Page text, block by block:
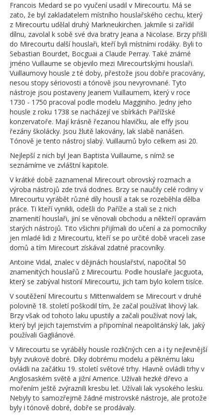
Francois Medard se po vyučení usadil v Mirecourtu. Má se
zato, že byl zakladatelem místního houslařského cechu, který
z Mirecourtu udělal druhý Markneukirchen. Jakmile si zařídil
dílnu, zavolal k sobě své dva bratry Jeana a Nicolase. Brzy přišli
do Mirecourtu další houslaři, kteří byli místními rodáky. Byli to
Sebastian Bourdet, Bocguai a Claude Perray. Také známé
jméno Vuillaume se objevilo mezi Mirecourtskými houslaři.
Vuillaumovy housle z té doby, přestože jsou dobře pracovány,
nesou stopy sériovosti a tónově jsou nevyrovnané. Tyto
nástroje jsou postaveny Jeanem Vuillaumem, který v roce
1730 - 1750 pracoval podle modelu Magginiho. Jedny jeho
housle z roku 1738 se nacházejí ve sbírkách Pařížské
konzervatoře. Mají krásně řezanou hlavičku, ale effy jsou
řezány školácky. Jsou žlutě lakovány, lak slabě nanášen.
Tónově je tento nástroj slabý. Vuillaumů bylo celkem asi 20.
Nejlepší z nich byl Jean Baptista Vuillaume, s nímž se
seznámíme ve zvláštní kapitole.
V krátké době zaznamenal Mirecourt obrovský rozmach a
výroba nástrojů zde trvá dodnes. Brzy se naučily celé rodiny v
Mirecourtu vyrábět různé díly houslí a tak se rozeběhla dělba
práce. Ti kteří vynikli, odešli do Paříže a stali se z nich
znamenití houslaři, jiní se věnovali obchodu a někteří opravám
starých nástrojů. Tito všichni přijímali do učení a za pomocníky
jen mladé lidi z Mirecourtu, kteří se po určité době vraceli zase
domů a tím Mirecourt získával zdatné pracovníky.
Antoine Vidal, znalec v dějinách houslařství, napočítal 50
znamenitých houslařů z Mirecourtu. Podle houslaře Jacguota,
který se zabýval historií Mirecourtu, jich tam bylo kolem tisíce.
V soutěžení Mirecourtu s Mittenwaldem se Mirecourt v druhé
polovině 18. století poškodil tím, že začal používat lihový lak.
Brzy však od tohoto laku upustily a začali používat nový lak,
který byl jejich tajemstvím a připomínal neapolitánský lak, jaký
používali Gagliánové.
V Mirecourtu se vyráběly housle rozličných cen a i ty nejlevnější
byly zvukově dobré. Díky dobrému modelu a pěknému laku
ovládli na začátku 19. století světové trhy. Hlavně ovládli trhy v
Anglosaském světě a jižní Americe. Užívali hezké dřevo a
mořením ještě zvýraznili kresbu let. Užívali lak vysokého lesku.
Nebyly to samozřejmě žádné mistrovské nástroje, ale protože
byly i tónově dobré, dobře se prodávaly.